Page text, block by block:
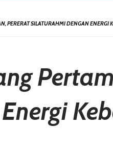
PERERAT SILATURAHMI DENGAN ENERGI